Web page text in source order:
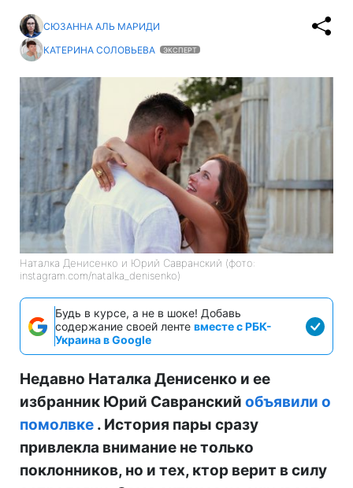
СЮЗАННА АЛЬ МАРИДИ
КАТЕРИНА СОЛОВЬЕВА
ЭКСПЕРТ
Наталка Денисенко и Юрий Савранский (фото:
instagram.com/natalka_denisenko)
Будь в курсе, а не в шоке! Добавь
содержание своей ленте вместе с РБК-
Украина в Google
Недавно Наталка Денисенко и ее
избранник Юрий Савранский объявили о
помолвке . История пары сразу
привлекла внимание не только
поклонников, но и тех, ктор верит в силу